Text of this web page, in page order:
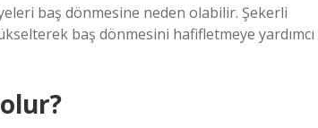
baş dönmesine neden olabilir. Şekerli
baş dönmesini hafifletmeye yardımcı